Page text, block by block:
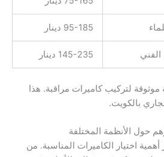
95-185 دينار
145-235 دينار
لتركيب كاميرات مراقبة. هذا
بالكويت.
حول الأنظمة المختلفة
اختيار الكاميرات المناسبة. من